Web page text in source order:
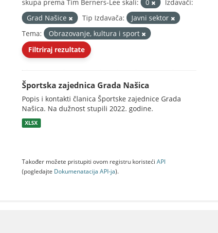
skupa prema Tim Berners-Lee skali:
0
Izdavači:
Grad Našice
Tip Izdavača:
Javni sektor
Tema:
Obrazovanje, kultura i sport
Filtriraj rezultate
Športska zajednica Grada Našica
Popis i kontakti članica Športske zajednice Grada
Našica. Na dužnost stupili 2022. godine.
XLSX
Također možete pristupiti ovom registru koristeći API
(pogledajte Dokumenаtаcijа API-jа).